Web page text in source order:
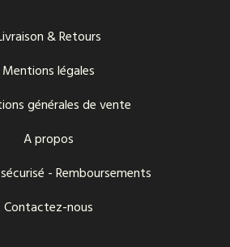
& Retours
Mentions légales
générales de vente
A propos
- Remboursements
Contactez-nous